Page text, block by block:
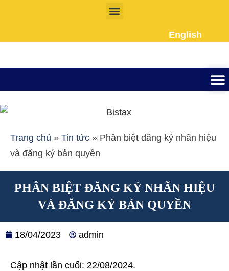
English
Trang chủ » Tin tức » Phân biệt đăng ký nhãn hiệu
và đăng ký bản quyền
PHÂN BIỆT ĐĂNG KÝ NHÃN HIỆU
VÀ ĐĂNG KÝ BẢN QUYỀN
18/04/2023 admin
Cập nhật lần cuối: 22/08/2024.